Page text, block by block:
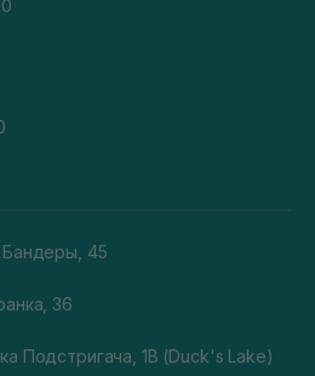
Бандеры, 45
36
Подстригача, 1В (Duck's Lake)